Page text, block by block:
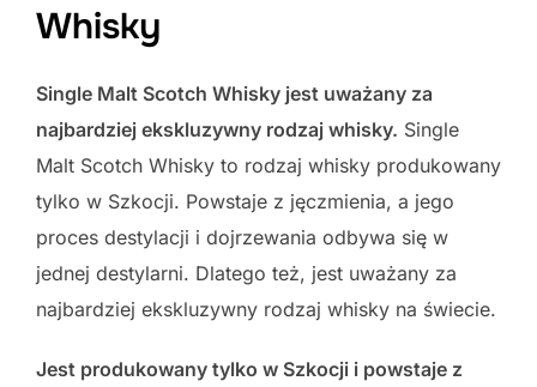
Whisky
Single Malt Scotch Whisky jest uważany za
najbardziej ekskluzywny rodzaj whisky. Single
Malt Scotch Whisky to rodzaj whisky produkowany
tylko w Szkocji. Powstaje z jęczmienia, a jego
proces destylacji i dojrzewania odbywa się w
jednej destylarni. Dlatego też, jest uważany za
najbardziej ekskluzywny rodzaj whisky na świecie.
Jest produkowany tylko w Szkocji i powstaje z